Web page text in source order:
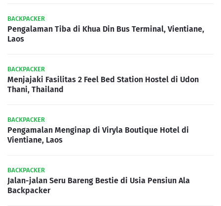
BACKPACKER
Pengalaman Tiba di Khua Din Bus Terminal, Vientiane,
Laos
BACKPACKER
Menjajaki Fasilitas 2 Feel Bed Station Hostel di Udon
Thani, Thailand
BACKPACKER
Pengamalan Menginap di Viryla Boutique Hotel di
Vientiane, Laos
BACKPACKER
Jalan-jalan Seru Bareng Bestie di Usia Pensiun Ala
Backpacker